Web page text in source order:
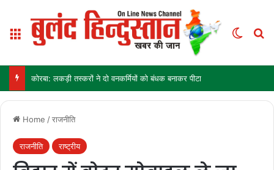
Menu
कोरबा: लकड़ी तस्करों ने दो वनकर्मियों को बंधक बनाकर पीटा
Home /राजनीति
राजनीति राष्ट्रीय